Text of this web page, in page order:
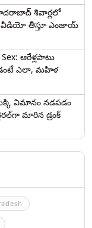
శివార్లలో
వీడియో తీస్తూ ఎంజాయ్
ఆరేళ్లపాటు
ఎలా, మహిళ
విమానం నడపడం
మారిన డ్రంక్‌